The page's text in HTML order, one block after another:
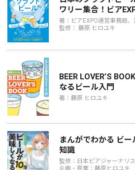
ワリー集合！ビア
著：ビアEXPO運営事務局、
監修： 藤原 ヒロユキ
BEER LOVER’S
なるビール入門
著：藤原 ヒロユキ
まんがでわかる ビ
知識
監修：日本ビアジャーナリ